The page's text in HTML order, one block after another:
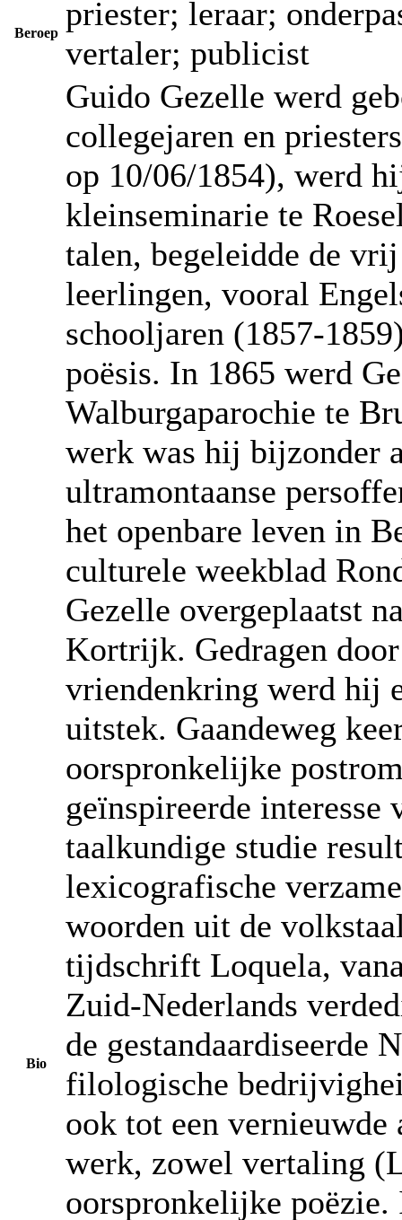
Beroep
priester; leraar;
vertaler; publicist
Bio
Guido Gezelle werd
collegejaren en
op 10/06/1854), werd
kleinseminarie te
talen, begeleidde de
leerlingen, vooral
schooljaren (1857-
poësis. In 1865 werd
Walburgaparochie te
werk was hij bijzonder
ultramontaanse
het openbare leven in
culturele weekblad
Gezelle overgeplaatst
Kortrijk. Gedragen
vriendenkring werd hij
uitstek. Gaandeweg
oorspronkelijke
geïnspireerde interesse
taalkundige studie
lexicografische
woorden uit de
tijdschrift Loquela,
Zuid-Nederlands
de gestandaardiseerde
filologische
ook tot een
werk, zowel vertaling
oorspronkelijke